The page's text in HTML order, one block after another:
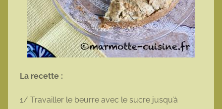
La recette :
1/ Travailler le beurre avec le sucre jusqu’à